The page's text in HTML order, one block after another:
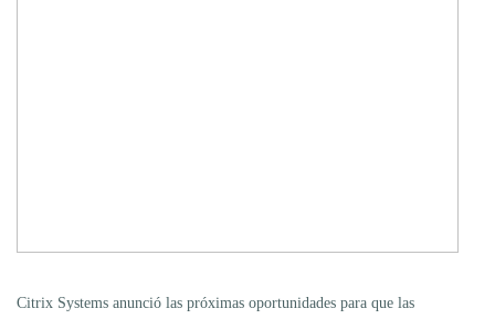
Citrix Systems anunció las próximas oportunidades para que las